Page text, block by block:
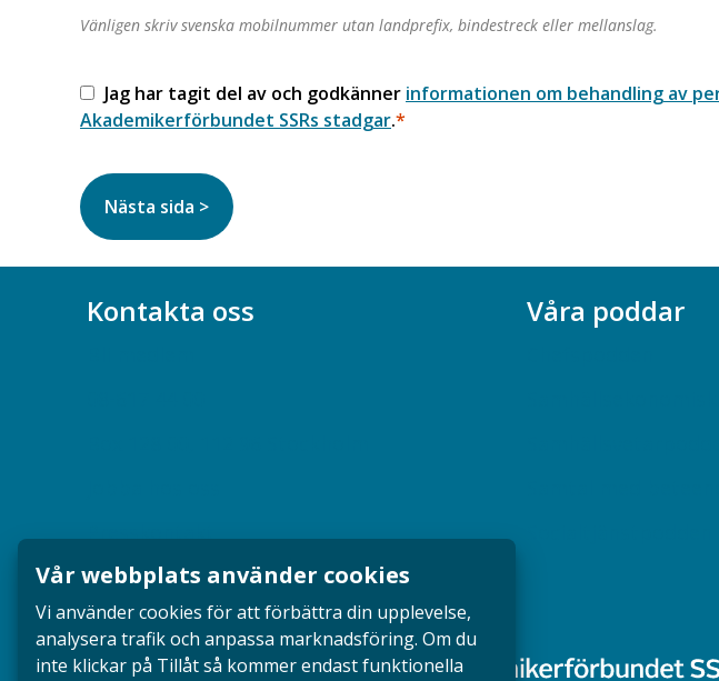
Vänligen skriv svenska mobilnummer utan landprefix, bindestreck eller mellanslag.
Jag har tagit del av och godkänner informationen om behandling av
Akademikerförbundet SSRs stadgar.
Kontakta oss
Presskontakt
Dina försäkringar i Akademikerförsäkring
Våra poddar
Vår webbplats använder cookies
Vi använder cookies för att förbättra din upplevelse,
analysera trafik och anpassa marknadsföring. Om du
inte klickar på Tillåt så kommer endast funktionella